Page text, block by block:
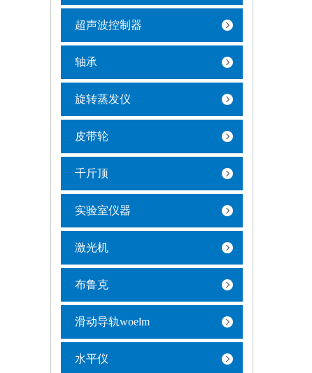
超声波控制器
轴承
旋转蒸发仪
皮带轮
千斤顶
实验室仪器
激光机
布鲁克
滑动导轨woelm
水平仪